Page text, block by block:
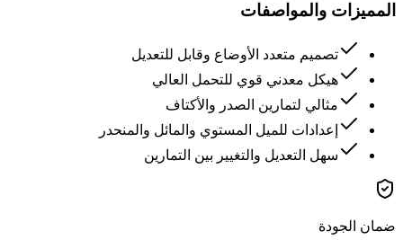
المميزات والمواصفات
تصميم متعدد الأوضاع وقابل للتعديل
هيكل معدني قوي للتحمل العالي
مثالي لتمارين الصدر والأكتاف
إعدادات للميل المستوي والمائل والمنحدر
سهل التعديل والتغيير بين التمارين
ضمان الجودة